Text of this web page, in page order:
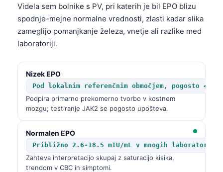
Videla sem bolnike s PV, pri katerih je bil EPO blizu
spodnje-mejne normalne vrednosti, zlasti kadar slika
zameglijo pomanjkanje železa, vnetje ali razlike med
laboratoriji.
Nizek EPO
Pod lokalnim referenčnim območjem, pogosto <2.6-
Podpira primarno prekomerno tvorbo v kostnem
mozgu; testiranje JAK2 se pogosto upošteva.
Normalen EPO
Približno 2.6-18.5 mIU/mL v mnogih laboratorijih
Zahteva interpretacijo skupaj z saturacijo kisika,
trendom v CBC in simptomi.
Cebuano
ئۇيغۇرچە
Кыргызча
Татар теле
Беларуская мова
Esperanto
Frysk
Ślōnskŏ gŏdka
Norsk bokmål